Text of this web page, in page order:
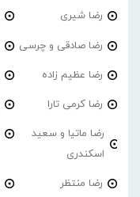
رضا شیری
رضا صادقی و چرسی
رضا عظیم زاده
رضا کرمی تارا
رضا ماتیا و سعید
اسکندری
رضا منتظر